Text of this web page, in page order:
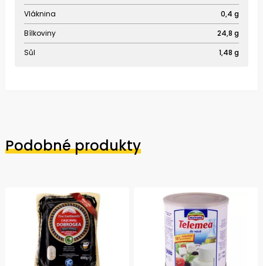
Vláknina
0,4 g
Bílkoviny
24,8 g
Sůl
1,48 g
Podobné produkty